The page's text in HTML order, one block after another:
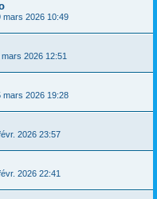
mars 2026 10:49
2026 12:51
mars 2026 19:28
2026 23:57
2026 22:41